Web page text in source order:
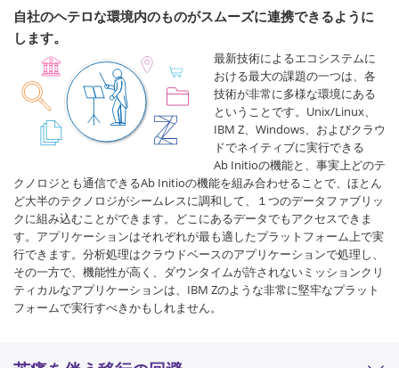
自社のヘテロな環境内のものがスムーズに連携できるように
します。
最新技術によるエコシステムに
おける最大の課題の一つは、各
技術が非常に多様な環境にある
ということです。Unix/Linux、
IBM Z、Windows、およびクラウ
ドでネイティブに実行できる
Ab Initioの機能と、事実上どのテ
クノロジとも通信できるAb Initioの機能を組み合わせることで、ほとん
ど大半のテクノロジがシームレスに調和して、１つのデータファブリッ
クに組み込むことができます。どこにあるデータでもアクセスできま
す。アプリケーションはそれぞれが最も適したプラットフォーム上で実
行できます。分析処理はクラウドベースのアプリケーションで処理し、
その一方で、機能性が高く、ダウンタイムが許されないミッションクリ
ティカルなアプリケーションは、IBM Zのような非常に堅牢なプラット
フォームで実行すべきかもしれません。